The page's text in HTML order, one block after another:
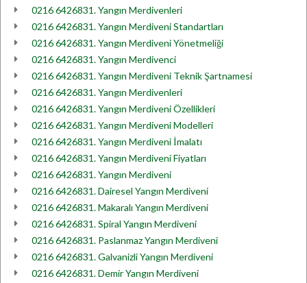
0216 6426831. Yangın Merdivenleri
0216 6426831. Yangın Merdiveni Standartları
0216 6426831. Yangın Merdiveni Yönetmeliği
0216 6426831. Yangın Merdivenci
0216 6426831. Yangın Merdiveni Teknik Şartnamesi
0216 6426831. Yangın Merdivenleri
0216 6426831. Yangın Merdiveni Özellikleri
0216 6426831. Yangın Merdiveni Modelleri
0216 6426831. Yangın Merdiveni İmalatı
0216 6426831. Yangın Merdiveni Fiyatları
0216 6426831. Yangın Merdiveni
0216 6426831. Dairesel Yangın Merdiveni
0216 6426831. Makaralı Yangın Merdiveni
0216 6426831. Spiral Yangın Merdiveni
0216 6426831. Paslanmaz Yangın Merdiveni
0216 6426831. Galvanizli Yangın Merdiveni
0216 6426831. Demir Yangın Merdiveni